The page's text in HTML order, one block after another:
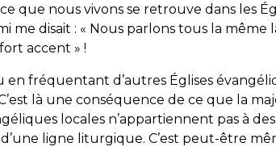
que nous vivons se retrouve dans les
me disait : « Nous parlons tous la même
accent » !
en fréquentant d’autres Églises
là une conséquence de ce que la
locales n’appartiennent pas à des
ligne liturgique. C’est peut-être